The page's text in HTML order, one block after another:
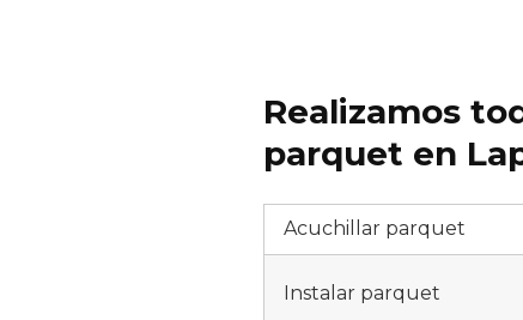
Realizamos
parquet en
Acuchillar parquet
Instalar parquet